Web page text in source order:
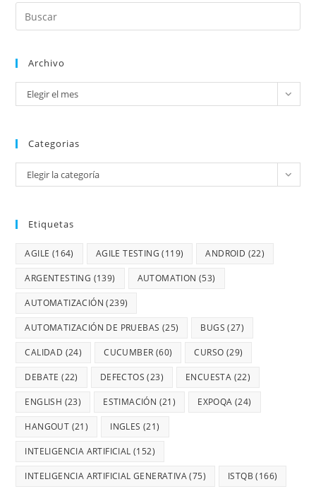
Archivo
Elegir el mes
Categorias
Elegir la categoría
Etiquetas
AGILE (164) AGILE TESTING (119) ANDROID (22)
ARGENTESTING (139) AUTOMATION (53)
AUTOMATIZACIÓN (239)
AUTOMATIZACIÓN DE PRUEBAS (25) BUGS (27)
CALIDAD (24) CUCUMBER (60) CURSO (29)
DEBATE (22) DEFECTOS (23) ENCUESTA (22)
ENGLISH (23) ESTIMACIÓN (21) EXPOQA (24)
HANGOUT (21) INGLES (21)
INTELIGENCIA ARTIFICIAL (152)
INTELIGENCIA ARTIFICIAL GENERATIVA(75) ISTQB (166)